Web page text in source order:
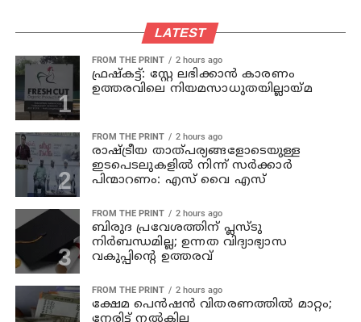
LATEST
FROM THE PRINT 2 hours ago
ഫ്രഷ്‌കട്ട്: സ്റ്റേ ലഭിക്കാന്‍ കാരണം
ഉത്തരവിലെ നിയമസാധുതയില്ലായ്മ
FROM THE PRINT 2 hours ago
രാഷ്ട്രീയ താത്പര്യങ്ങളോടെയുള്ള
ഇടപെടലുകളില്‍ നിന്ന് സര്‍ക്കാര്‍
പിന്മാറണം: എസ് വൈ എസ്
FROM THE PRINT 2 hours ago
ബിരുദ പ്രവേശത്തിന് പ്ലസ്ടു
നിര്‍ബന്ധമില്ല; ഉന്നത വിദ്യാഭ്യാസ
വകുപ്പിന്റെ ഉത്തരവ്
FROM THE PRINT 2 hours ago
ക്ഷേമ പെന്‍ഷന്‍ വിതരണത്തില്‍ മാറ്റം;